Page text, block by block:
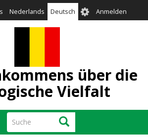
Nederlands Deutsch User
account
Anmelden
über die
Vielfalt
Suche Suche